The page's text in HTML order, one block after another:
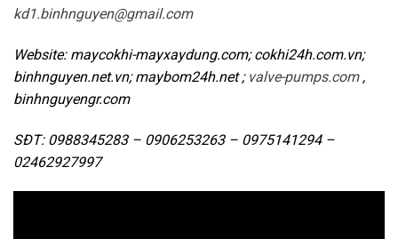
kd1.binhnguyen@gmail.com
Website: maycokhi-mayxaydung.com; cokhi24h.com.vn;
binhnguyen.net.vn; maybom24h.net ; valve-pumps.com,
binhnguyengr.com
SĐT: 0988345283 – 0906253263 – 0975141294 –
02462927997